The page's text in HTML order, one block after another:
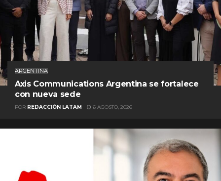
ARGENTINA
Axis Communications Argentina se fortalece
con nueva sede
POR REDACCIÓN LATAM 6 AGOSTO, 2026